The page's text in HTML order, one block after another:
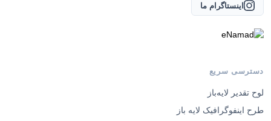
اینستاگرام ما
دسترسی سریع
لوح تقدیر لایه‌باز
طرح اینفوگرافیک لایه باز